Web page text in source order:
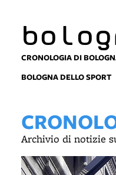
CRONOLOGIA DI
BOLOGNA DELLO SPORT
Archivio di notizie